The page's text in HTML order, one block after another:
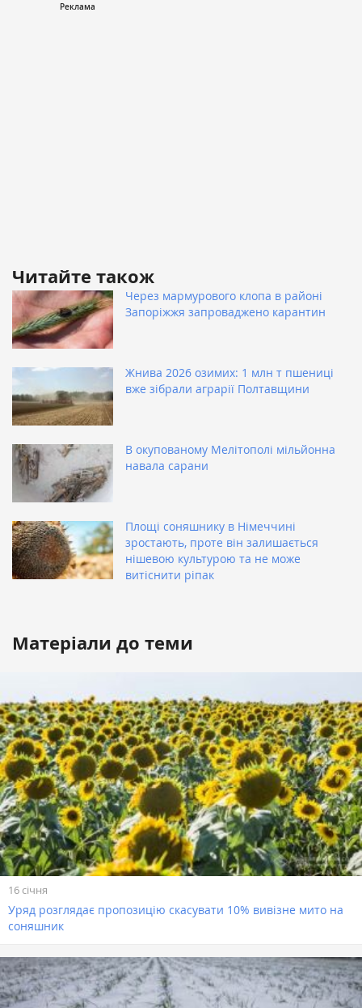
Читайте також
Через мармурового клопа в районі
Запоріжжя запроваджено карантин
Жнива 2026 озимих: 1 млн т пшениці
вже зібрали аграрії Полтавщини
В окупованому Мелітополі мільйонна
навала сарани
Площі соняшнику в Німеччині
зростають, проте він залишається
нішевою культурою та не може
витіснити ріпак
Матеріали до теми
16 січня
Уряд розглядає пропозицію скасувати 10% вивізне мито на
соняшник